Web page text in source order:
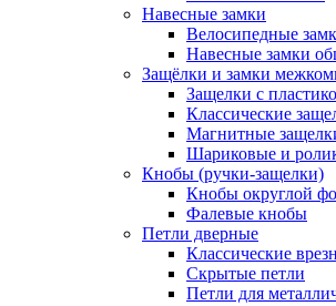
Навесные замки
Велосипедные
Навесные замки
Защёлки и замки
Защелки с
Классические
Магнитные
Шариковые и
Кнобы (ручки-защелки)
Кнобы округлой
Фалевые кнобы
Петли дверные
Классические
Скрытые петли
Петли для